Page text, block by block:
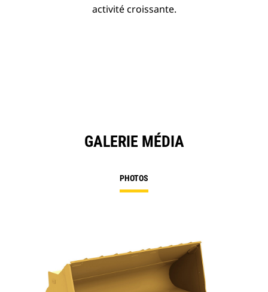
activité croissante.
GALERIE MÉDIA
PHOTOS